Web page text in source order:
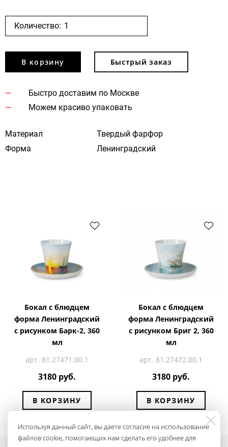
Количество:
В корзину Быстрый заказ
Быстро доставим по Москве
Можем красиво упаковать
Материал
Твердый фарфор
Форма
Ленинградский
Бокал с блюдцем
форма Ленинградский
с рисунком Барк-2, 360
мл
арт. 81.27471.00.1
3180 руб.
В КОРЗИНУ
Бокал с блюдцем
форма Ленинградский
с рисунком Бриг 2, 360
мл
арт. 81.27472.00.1
3180 руб.
В КОРЗИНУ
Используя данный сайт, вы даете согласие на использование
файлов cookie, помогающих нам сделать его удобнее для